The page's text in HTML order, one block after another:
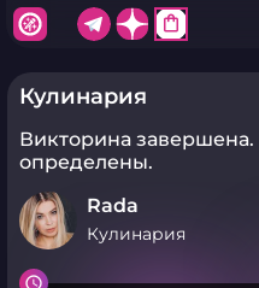
shopping_bag
Кулинария
Викторина завершена.
определены.
Rada
Кулинария